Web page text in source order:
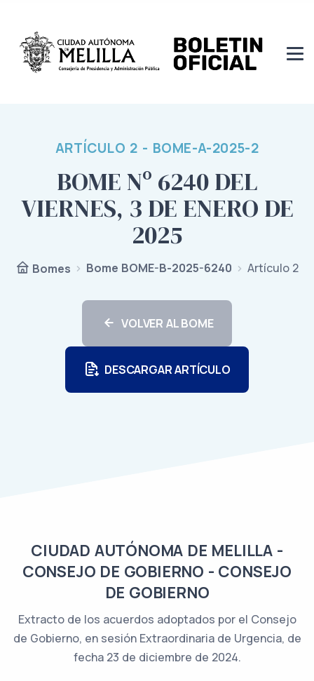
ARTÍCULO 2 - BOME-A-2025-2
BOME Nº 6240 DEL
VIERNES, 3 DE ENERO DE
2025
Bomes Bome BOME-B-2025-6240 Artículo 2
VOLVER AL BOME
DESCARGAR ARTÍCULO
CIUDAD AUTÓNOMA DE MELILLA -
CONSEJO DE GOBIERNO - CONSEJO
DE GOBIERNO
Extracto de los acuerdos adoptados por el Consejo
de Gobierno, en sesión Extraordinaria de Urgencia, de
fecha 23 de diciembre de 2024.